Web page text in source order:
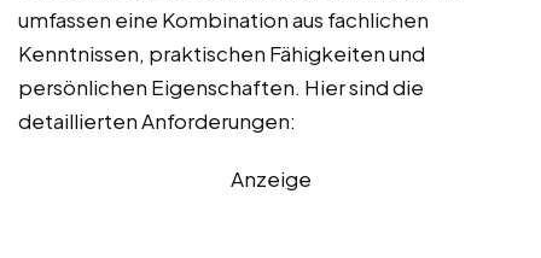
umfassen eine Kombination aus fachlichen
Kenntnissen, praktischen Fähigkeiten und
persönlichen Eigenschaften. Hier sind die
detaillierten Anforderungen:
Anzeige